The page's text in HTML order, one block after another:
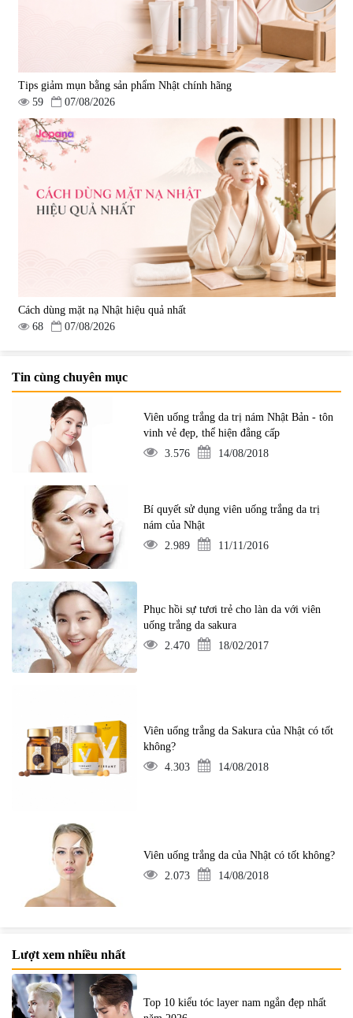
Tips giảm mụn bằng sản phẩm Nhật chính hãng
59
07/08/2026
Cách dùng mặt nạ Nhật hiệu quả nhất
68
07/08/2026
Tin cùng chuyên mục
Viên uống trắng da trị nám Nhật Bản - tôn
vinh vẻ đẹp, thể hiện đẳng cấp
3.576
14/08/2018
Bí quyết sử dụng viên uống trắng da trị
nám của Nhật
2.989
11/11/2016
Phục hồi sự tươi trẻ cho làn da với viên
uống trắng da sakura
2.470
18/02/2017
Viên uống trắng da Sakura của Nhật có tốt
không?
4.303
14/08/2018
Viên uống trắng da của Nhật có tốt không?
2.073
14/08/2018
Lượt xem nhiều nhất
Top 10 kiểu tóc layer nam ngắn đẹp nhất